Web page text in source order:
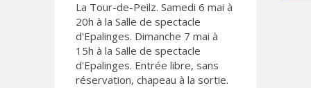
La Tour-de-Peilz. Samedi 6 mai à
20h à la Salle de spectacle
d'Epalinges. Dimanche 7 mai à
15h à la Salle de spectacle
d'Epalinges. Entrée libre, sans
réservation, chapeau à la sortie.